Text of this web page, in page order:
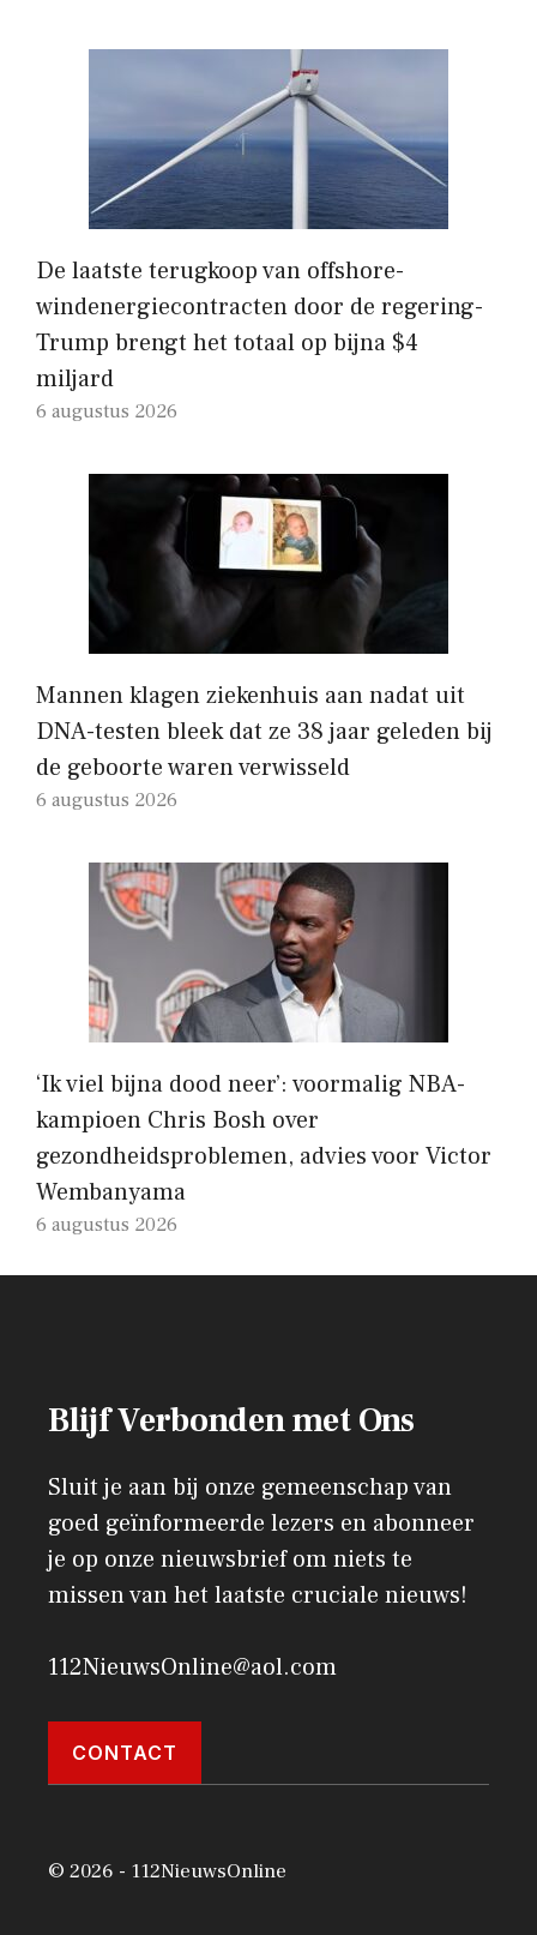
De laatste terugkoop van offshore-
windenergiecontracten door de regering-
Trump brengt het totaal op bijna $4
miljard
6 augustus 2026
Mannen klagen ziekenhuis aan nadat uit
DNA-testen bleek dat ze 38 jaar geleden bij
de geboorte waren verwisseld
6 augustus 2026
‘Ik viel bijna dood neer’: voormalig NBA-
kampioen Chris Bosh over
gezondheidsproblemen, advies voor Victor
Wembanyama
6 augustus 2026
Blijf Verbonden met Ons
Sluit je aan bij onze gemeenschap van
goed geïnformeerde lezers en abonneer
je op onze nieuwsbrief om niets te
missen van het laatste cruciale nieuws!
112NieuwsOnline@aol.com
CONTACT
© 2026 - 112NieuwsOnline